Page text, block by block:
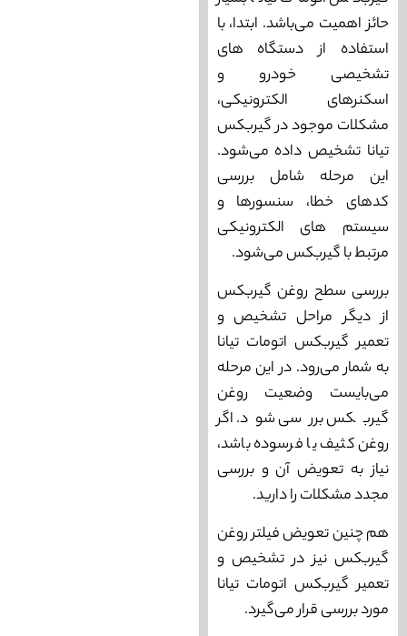
حائز اهمیت می‌باشد. ابتدا، با
استفاده از دستگاه‌ های
تشخیصی خودرو و
اسکنرهای الکترونیکی،
مشکلات موجود در گیربکس
تیانا تشخیص داده می‌شود.
این مرحله شامل بررسی
کدهای خطا، سنسورها و
سیستم‌ های الکترونیکی
مرتبط با گیربکس می‌شود.
بررسی سطح روغن گیربکس
از دیگر مراحل تشخیص و
تعمیر گیربکس اتومات تیانا
به شمار می‌رود. در این مرحله
می‌بایست وضعیت روغن
گیربکس بررسی شود. اگر
روغن کثیف یا فرسوده باشد،
نیاز به تعویض آن و بررسی
مجدد مشکلات را دارید.
هم چنین تعویض فیلتر روغن
گیربکس نیز در تشخیص و
تعمیر گیربکس اتومات تیانا
مورد بررسی قرار می‌گیرد.